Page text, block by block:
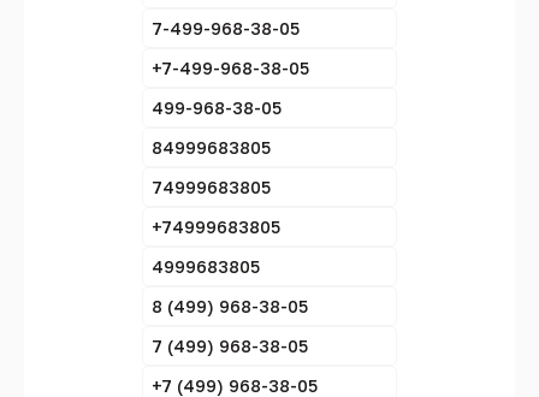
7-499-968-38-05
+7-499-968-38-05
499-968-38-05
84999683805
74999683805
+74999683805
4999683805
8 (499) 968-38-05
7 (499) 968-38-05
+7 (499) 968-38-05